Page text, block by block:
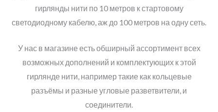
гирлянды нити по 10 метров к стартовому
светодиодному кабелю, аж до 100 метров на одну сеть.
У нас в магазине есть обширный ассортимент всех
возможных дополнений и комплектующих к этой
гирлянде нити, например такие как кольцевые
разъёмы и разные угловые разветвители, и
соединители.